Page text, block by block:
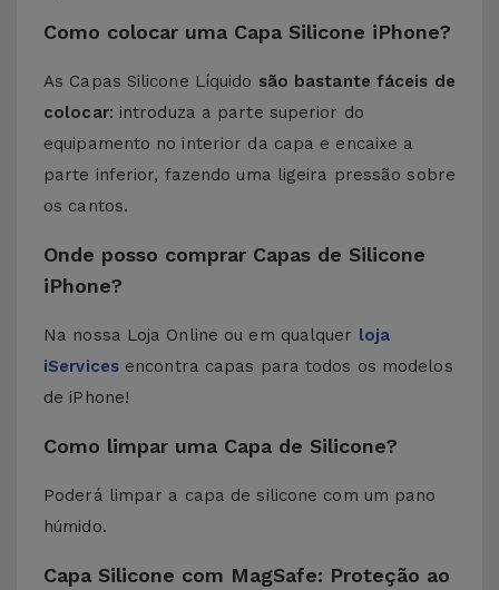
Como colocar uma Capa Silicone iPhone?
As Capas Silicone Líquido são bastante fáceis de
colocar: introduza a parte superior do
equipamento no interior da capa e encaixe a
parte inferior, fazendo uma ligeira pressão sobre
os cantos.
Onde posso comprar Capas de Silicone
iPhone?
Na nossa Loja Online ou em qualquer loja
iServicesencontra capas para todos os modelos
de iPhone!
Como limpar uma Capa de Silicone?
Poderá limpar a capa de silicone com um pano
húmido.
Capa Silicone com MagSafe: Proteção ao